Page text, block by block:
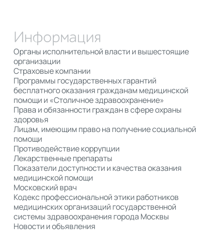
Информация
Органы исполнительной власти и вышестоящие
организации
Страховые компании
Программы государственных гарантий
бесплатного оказания гражданам медицинской
помощи и «Столичное здравоохранение»
Права и обязанности граждан в сфере охраны
здоровья
Лицам, имеющим право на получение социальной
помощи
Противодействие коррупции
Лекарственные препараты
Показатели доступности и качества оказания
медицинской помощи
Московский врач
Кодекс профессиональной этики работников
медицинских организаций государственной
системы здравоохранения города Москвы
Новости и объявления